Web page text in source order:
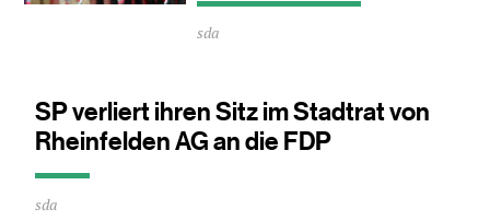
Durchschnittliche
Lesezeit
Minuten
sda
SP verliert ihren Sitz im Stadtrat von
Rheinfelden AG an die FDP
Durchschnittliche
Lesezeit
sda